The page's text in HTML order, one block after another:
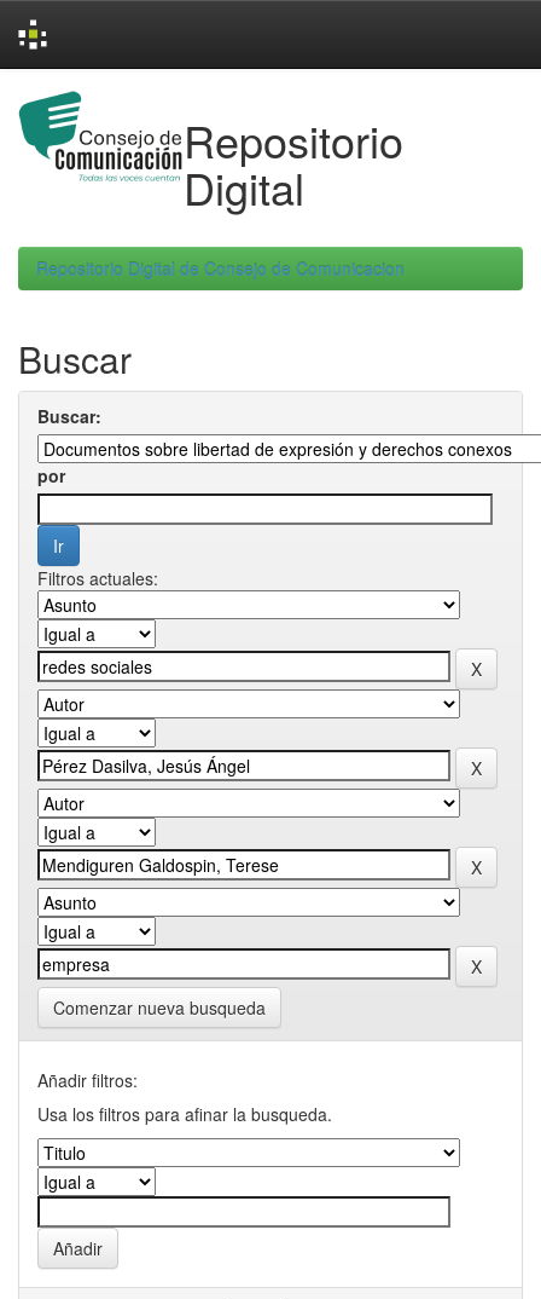
navigation
Repositorio
Digital
Repositorio Digital de Consejo de Comunicacion
Buscar
Buscar:
por
Filtros actuales:
Comenzar nueva busqueda
Añadir filtros:
Usa los filtros para afinar la busqueda.